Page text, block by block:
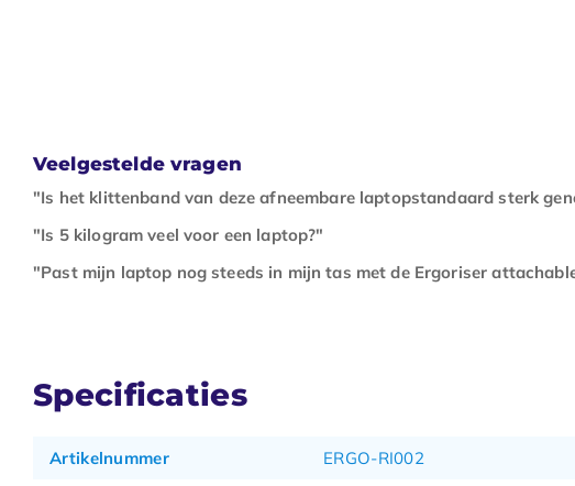
Veelgestelde vragen
"Is het klittenband van deze afneembare laptopstandaard sterk
"Is 5 kilogram veel voor een laptop?"
"Past mijn laptop nog steeds in mijn tas met de Ergoriser
Specificaties
Artikelnummer ERGO-RI002